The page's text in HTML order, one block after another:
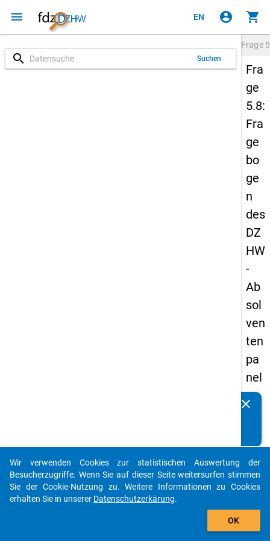
menu EN account_circle shopping_cart
search Suchen
Frage
Fra
ge
5.8:
Fra
ge
bo
ge
n
des
DZ
HW
-
Ab
sol
ven
ten
pa
nel
s
-
ers
te
clear
auto_stories
add_shopping_cart
Wir verwenden Cookies zur statistischen Auswertung der
Besucherzugriffe. Wenn Sie auf dieser Seite weitersurfen stimmen
Sie der Cookie-Nutzung zu. Weitere Informationen zu Cookies
erhalten Sie in unserer Datenschutzerkärung.
OK